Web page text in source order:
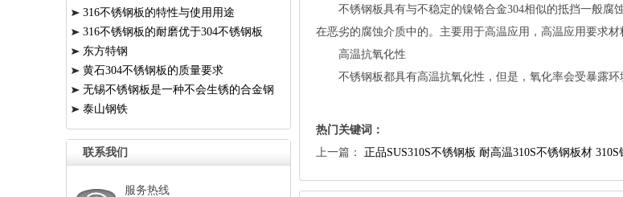
不锈钢板具有与不稳定的镍铬合金304相似的抵挡一般腐
在恶劣的腐蚀介质中的。主要用于高温应用，高温应用要求
高温抗氧化性
不锈钢板都具有高温抗氧化性，但是，氧化率会受暴露环
热门关键词：
上一篇： 正品SUS310S不锈钢板耐高温310S不锈钢板材310S钢板耐热
316不锈钢板的特性与使用用途
316不锈钢板的耐磨优于304不锈钢板
东方特钢
黄石304不锈钢板的质量要求
无锡不锈钢板是一种不会生锈的合金钢
泰山钢铁
联系我们
服务热线